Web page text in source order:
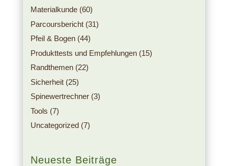
Materialkunde(60)
Parcoursbericht(31)
Pfeil & Bogen(44)
Produkttests und Empfehlungen(15)
Randthemen(22)
Sicherheit(25)
Spinewertrechner(3)
Tools (7)
Uncategorized(7)
Neueste Beiträge